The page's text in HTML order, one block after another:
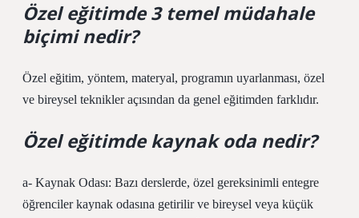
Özel eğitimde 3 temel müdahale
biçimi nedir?
Özel eğitim, yöntem, materyal, programın uyarlanması, özel
ve bireysel teknikler açısından da genel eğitimden farklıdır.
Özel eğitimde kaynak oda nedir?
a- Kaynak Odası: Bazı derslerde, özel gereksinimli entegre
öğrenciler kaynak odasına getirilir ve bireysel veya küçük